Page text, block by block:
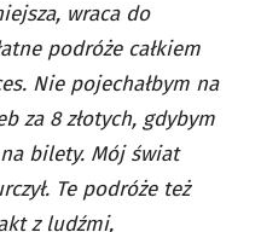
wraca do
podróże całkiem
Nie pojechałbym na
za 8 złotych, gdybym
bilety. Mój świat
Te podróże też
z ludźmi,